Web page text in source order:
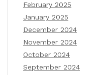
February 2025
January 2025
December 2024
November 2024
October 2024
September 2024